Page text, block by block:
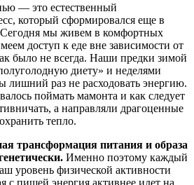
— это естественный
который сформировался еще в
Сегодня мы живем в комфортных
доступ к еде вне зависимости от
было не всегда. Наши предки зимой
диету» и неделями
лишний раз не расходовать энергию.
поймать мамонта и как следует
а направляли драгоценные
тепло.
трансформация питания и образа
Именно поэтому каждый
уровень физической активности
с пищей энергия активнее идет на